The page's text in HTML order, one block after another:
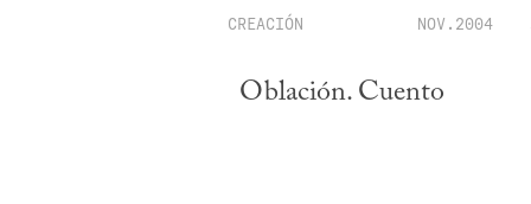
CREACIÓN NOV.2004
Oblación. Cuento